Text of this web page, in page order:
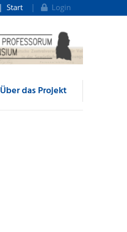
Start Login
Über das Projekt